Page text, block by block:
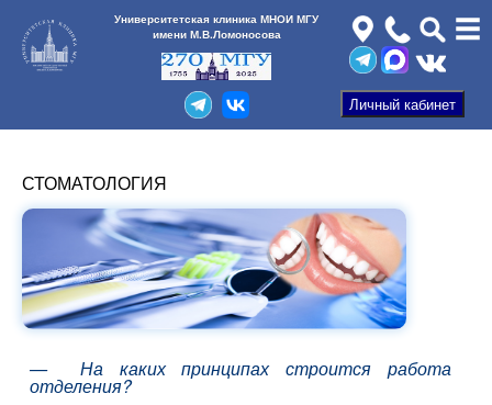
Университетская клиника МНОИ МГУ
имени М.В.Ломоносова
СТОМАТОЛОГИЯ
— На каких принципах строится работа
отделения?